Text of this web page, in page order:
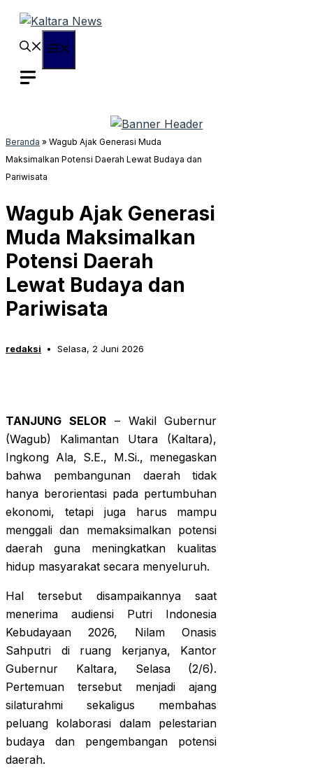
Langsung
Beranda » Wagub Ajak Generasi Muda
Maksimalkan Potensi Daerah Lewat Budaya dan
Pariwisata
Wagub Ajak Generasi
Muda Maksimalkan
Potensi Daerah
Lewat Budaya dan
Pariwisata
redaksi Selasa, 2 Juni 2026
TANJUNG SELOR– Wakil Gubernur
(Wagub) Kalimantan Utara (Kaltara),
Ingkong Ala, S.E., M.Si., menegaskan
bahwa pembangunan daerah tidak
hanya berorientasi pada pertumbuhan
ekonomi, tetapi juga harus mampu
menggali dan memaksimalkan potensi
daerah guna meningkatkan kualitas
hidup masyarakat secara menyeluruh.
Hal tersebut disampaikannya saat
menerima audiensi Putri Indonesia
Kebudayaan 2026, Nilam Onasis
Sahputri di ruang kerjanya, Kantor
Gubernur Kaltara, Selasa (2/6).
Pertemuan tersebut menjadi ajang
silaturahmi sekaligus membahas
peluang kolaborasi dalam pelestarian
budaya dan pengembangan potensi
daerah.